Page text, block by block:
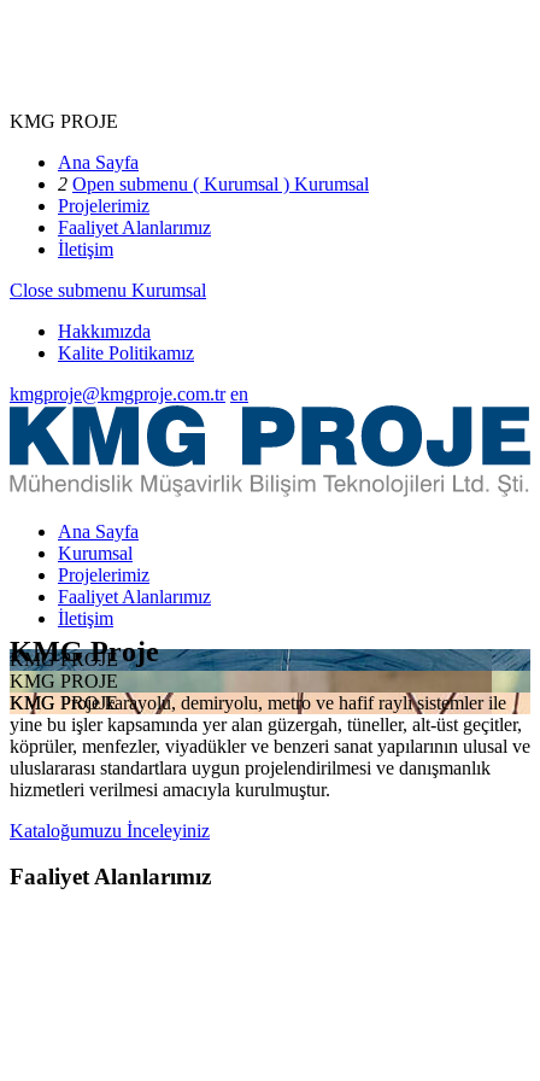
KMG PROJE
Ana Sayfa
2 Open submenu ( Kurumsal ) Kurumsal
Projelerimiz
Faaliyet Alanlarımız
İletişim
Close submenu Kurumsal
Hakkımızda
Kalite Politikamız
kmgproje@kmgproje.com.tr en
Ana Sayfa
Kurumsal
Projelerimiz
Faaliyet Alanlarımız
İletişim
KMG PROJE
KMG PROJE
KMG PROJE
KMG Proje
KMG Proje karayolu, demiryolu, metro ve hafif raylı sistemler ile
yine bu işler kapsamında yer alan güzergah, tüneller, alt-üst geçitler,
köprüler, menfezler, viyadükler ve benzeri sanat yapılarının ulusal ve
uluslararası standartlara uygun projelendirilmesi ve danışmanlık
hizmetleri verilmesi amacıyla kurulmuştur.
Kataloğumuzu İnceleyiniz
Faaliyet Alanlarımız